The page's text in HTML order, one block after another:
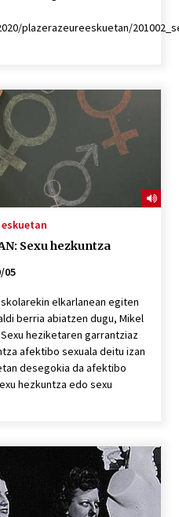
plazerazeureeskuetan/
Sexu hezkuntza
05
elkarlanean egiten
berria abiatzen dugu, Mikel
heziketaren garrantziaz
afektibo sexuala deitu izan
desegokia da afektibo
hezkuntza edo sexu